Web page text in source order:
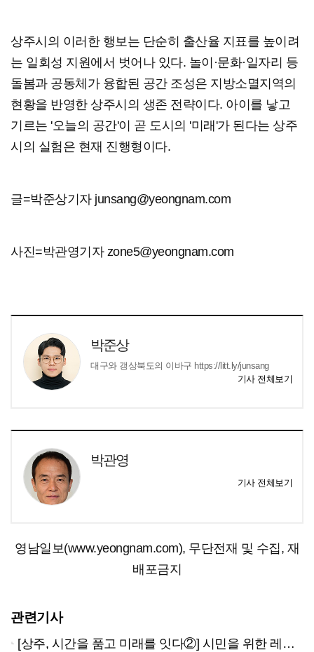
상주시의 이러한 행보는 단순히 출산율 지표를 높이려
는 일회성 지원에서 벗어나 있다. 놀이·문화·일자리 등
돌봄과 공동체가 융합된 공간 조성은 지방소멸지역의
현황을 반영한 상주시의 생존 전략이다. 아이를 낳고
기르는 '오늘의 공간'이 곧 도시의 '미래'가 된다는 상주
시의 실험은 현재 진행형이다.
글=박준상기자 junsang@yeongnam.com
사진=박관영기자 zone5@yeongnam.com
박준상
대구와 갱상북도의 이바구 https://litt.ly/junsang
기사 전체보기
박관영
기사 전체보기
영남일보(www.yeongnam.com), 무단전재 및 수집, 재
배포금지
관련기사
[상주, 시간을 품고 미래를 잇다②] 시민을 위한 레포츠시설